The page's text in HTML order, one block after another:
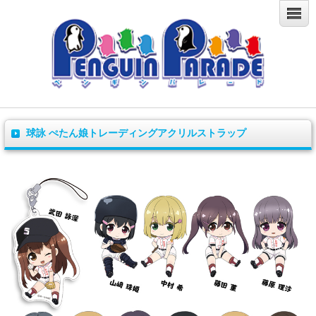
球詠 ぺたん娘トレーディングアクリルストラップ